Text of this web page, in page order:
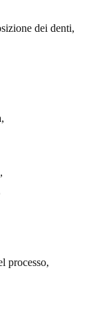
dei denti,
processo,